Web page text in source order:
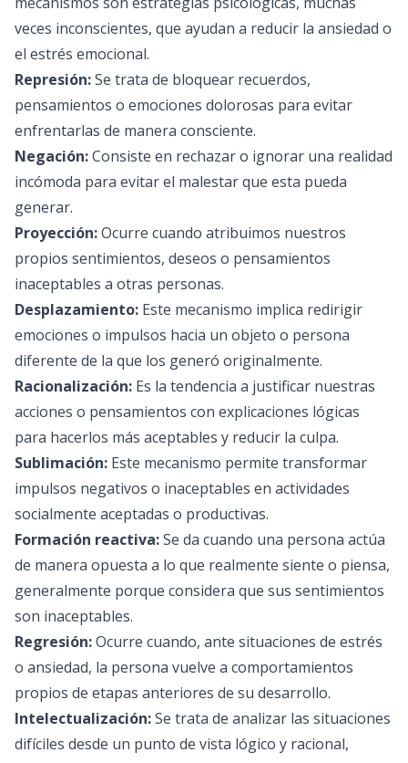
veces inconscientes, que ayudan a reducir la ansiedad o
el estrés emocional.
Represión:Se trata de bloquear recuerdos,
pensamientos o emociones dolorosas para evitar
enfrentarlas de manera consciente.
Negación:Consiste en rechazar o ignorar una realidad
incómoda para evitar el malestar que esta pueda
generar.
Proyección:Ocurre cuando atribuimos nuestros
propios sentimientos, deseos o pensamientos
inaceptables a otras personas.
Desplazamiento: Este mecanismo implica redirigir
emociones o impulsos hacia un objeto o persona
diferente de la que los generó originalmente.
Racionalización: Es la tendencia a justificar nuestras
acciones o pensamientos con explicaciones lógicas
para hacerlos más aceptables y reducir la culpa.
Sublimación: Este mecanismo permite transformar
impulsos negativos o inaceptables en actividades
socialmente aceptadas o productivas.
Formación reactiva:Se da cuando una persona actúa
de manera opuesta a lo que realmente siente o piensa,
generalmente porque considera que sus sentimientos
son inaceptables.
Regresión:Ocurre cuando, ante situaciones de estrés
o ansiedad, la persona vuelve a comportamientos
propios de etapas anteriores de su desarrollo.
Intelectualización:Se trata de analizar las situaciones
difíciles desde un punto de vista lógico y racional,